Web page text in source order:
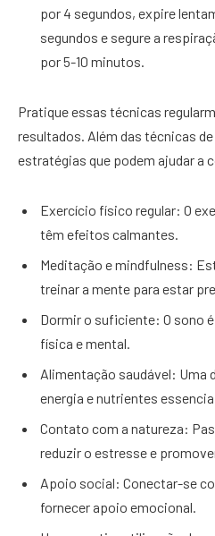
por 4 segundos, expire
segundos e segure a
por 5-10 minutos.
Pratique essas técnicas
resultados. Além das técnicas
estratégias que podem ajudar a
Exercício físico regular: O
têm efeitos calmantes.
Meditação e mindfulness:
treinar a mente para estar
Dormir o suficiente: O sono
física e mental.
Alimentação saudável: Uma
energia e nutrientes
Contato com a natureza:
reduzir o estresse e
Apoio social: Conectar-se
fornecer apoio emocional.